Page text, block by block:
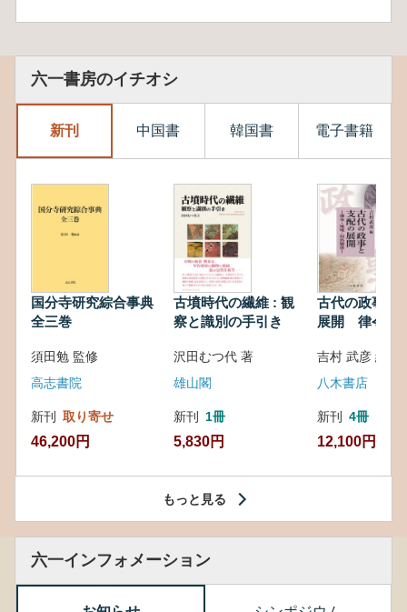
六一書房のイチオシ
新刊 中国書 韓国書 電子書籍
国分寺研究綜合事典
全三巻
須田勉 監修
高志書院
新刊 取り寄せ
46,200円
古墳時代の繊維 : 観
察と識別の手引き
沢田むつ代 著
雄山閣
新刊 1冊
5,830円
古代の政事と
展開 律令・
吉村 武彦 編集
八木書店
新刊 4冊
12,100円
もっと見る
六一インフォメーション